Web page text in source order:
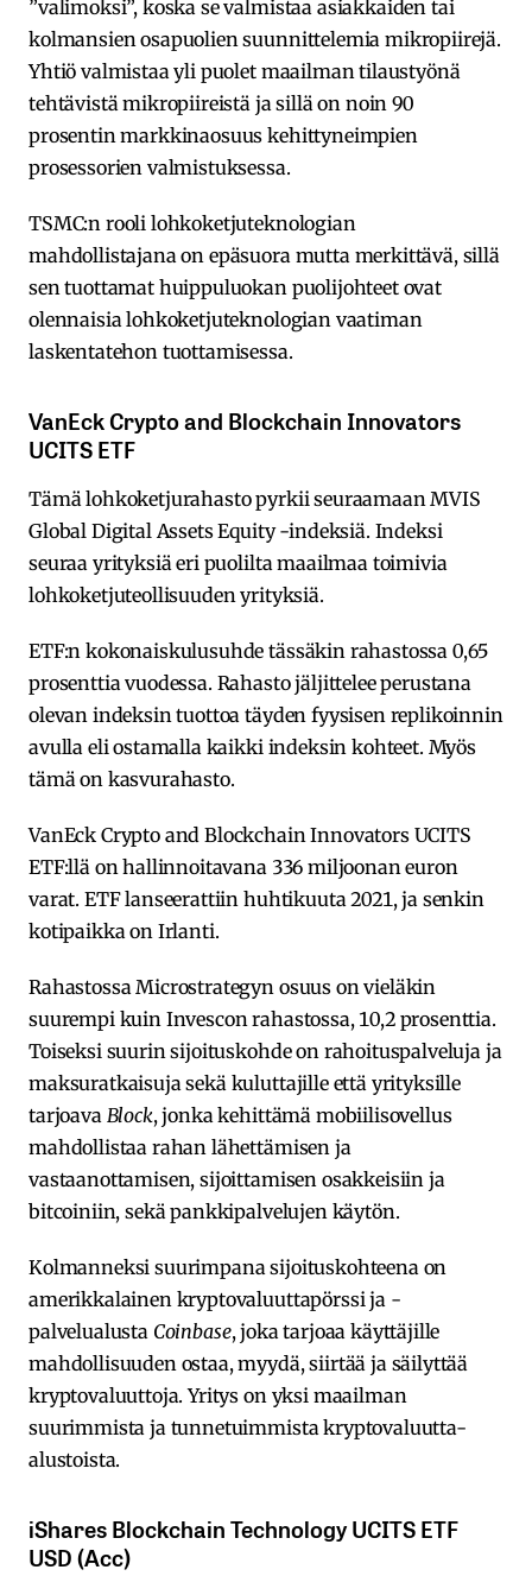
”valimoksi”, koska se valmistaa asiakkaiden tai
kolmansien osapuolien suunnittelemia mikropiirejä.
Yhtiö valmistaa yli puolet maailman tilaustyönä
tehtävistä mikropiireistä ja sillä on noin 90
prosentin markkinaosuus kehittyneimpien
prosessorien valmistuksessa.
TSMC:n rooli lohkoketjuteknologian
mahdollistajana on epäsuora mutta merkittävä, sillä
sen tuottamat huippuluokan puolijohteet ovat
olennaisia lohkoketjuteknologian vaatiman
laskentatehon tuottamisessa.
VanEck Crypto and Blockchain Innovators
UCITS ETF
Tämä lohkoketjurahasto pyrkii seuraamaan MVIS
Global Digital Assets Equity -indeksiä. Indeksi
seuraa yrityksiä eri puolilta maailmaa toimivia
lohkoketjuteollisuuden yrityksiä.
ETF:n kokonaiskulusuhde tässäkin rahastossa 0,65
prosenttia vuodessa. Rahasto jäljittelee perustana
olevan indeksin tuottoa täyden fyysisen replikoinnin
avulla eli ostamalla kaikki indeksin kohteet. Myös
tämä on kasvurahasto.
VanEck Crypto and Blockchain Innovators UCITS
ETF:llä on hallinnoitavana 336 miljoonan euron
varat. ETF lanseerattiin huhtikuuta 2021, ja senkin
kotipaikka on Irlanti.
Rahastossa Microstrategyn osuus on vieläkin
suurempi kuin Invescon rahastossa, 10,2 prosenttia.
Toiseksi suurin sijoituskohde on rahoituspalveluja ja
maksuratkaisuja sekä kuluttajille että yrityksille
tarjoava Block, jonka kehittämä mobiilisovellus
mahdollistaa rahan lähettämisen ja
vastaanottamisen, sijoittamisen osakkeisiin ja
bitcoiniin, sekä pankkipalvelujen käytön.
Kolmanneksi suurimpana sijoituskohteena on
amerikkalainen kryptovaluuttapörssi ja -
palvelualusta Coinbase, joka tarjoaa käyttäjille
mahdollisuuden ostaa, myydä, siirtää ja säilyttää
kryptovaluuttoja. Yritys on yksi maailman
suurimmista ja tunnetuimmista kryptovaluutta-
alustoista.
iShares Blockchain Technology UCITS ETF
USD (Acc)